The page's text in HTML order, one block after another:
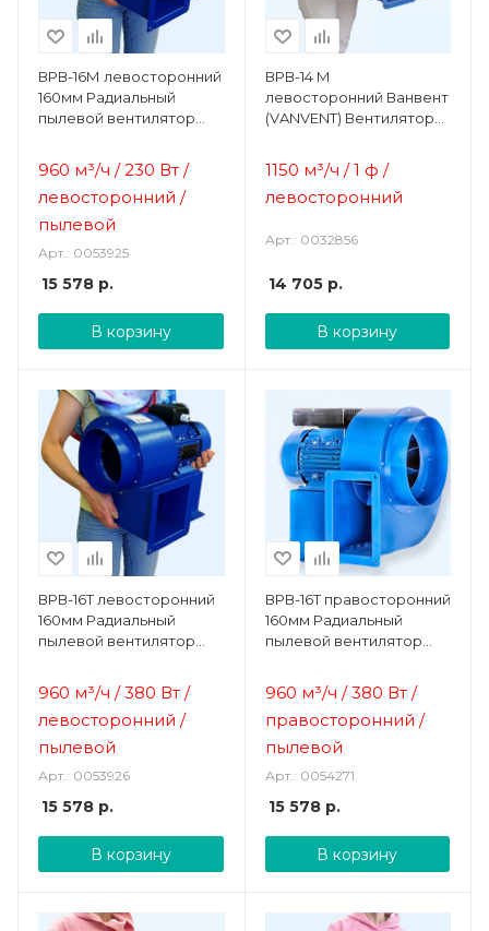
ВРВ-16М левосторонний
160мм Радиальный
пылевой вентилятор
960 м³/ч / 230 Вт /
левосторонний /
пылевой
Арт.: 0053925
15 578 р.
В корзину
ВРВ-14 М
левосторонний Ванвент
(VANVENT) Вентилятор
1150 м³/ч / 1 ф /
левосторонний
Арт.: 0032856
14 705р.
В корзину
ВРВ-16T левосторонний
160мм Радиальный
пылевой вентилятор
960 м³/ч / 380 Вт /
левосторонний /
пылевой
Арт.: 0053926
15 578 р.
В корзину
ВРВ-16T правосторонний
160мм Радиальный
пылевой вентилятор
960 м³/ч / 380 Вт /
правосторонний /
пылевой
Арт.: 0054271
15 578р.
В корзину